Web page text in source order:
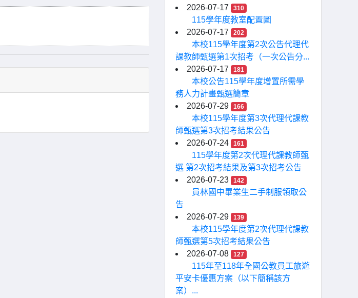
2026-07-17
310
115學年度教室配置圖
2026-07-17
202
本校115學年度第2次公告代理代
課教師甄選第1次招考（一次公告分...
2026-07-17
181
本校公告115學年度增置所需學
務人力計畫甄選簡章
2026-07-29
166
本校115學年度第3次代理代課教
師甄選第3次招考結果公告
2026-07-24
161
115學年度第2次代理代課教師甄
選 第2次招考結果及第3次招考公告
2026-07-23
142
員林國中畢業生二手制服領取公
告
2026-07-29
139
本校115學年度第2次代理代課教
師甄選第5次招考結果公告
2026-07-08
127
115年至118年全國公教員工旅遊
平安卡優惠方案（以下簡稱該方
案）...